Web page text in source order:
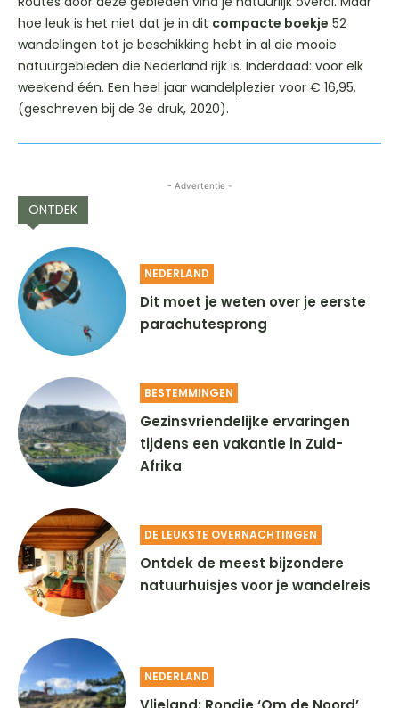
hoe leuk is het niet dat je in dit compacte boekje 52
wandelingen tot je beschikking hebt in al die mooie
natuurgebieden die Nederland rijk is. Inderdaad: voor elk
weekend één. Een heel jaar wandelplezier voor € 16,95.
(geschreven bij de 3e druk, 2020).
- Advertentie -
ONTDEK
NEDERLAND
Dit moet je weten over je eerste
parachutesprong
BESTEMMINGEN
Gezinsvriendelijke ervaringen
tijdens een vakantie in Zuid-
Afrika
DE LEUKSTE OVERNACHTINGEN
Ontdek de meest bijzondere
natuurhuisjes voor je wandelreis
NEDERLAND